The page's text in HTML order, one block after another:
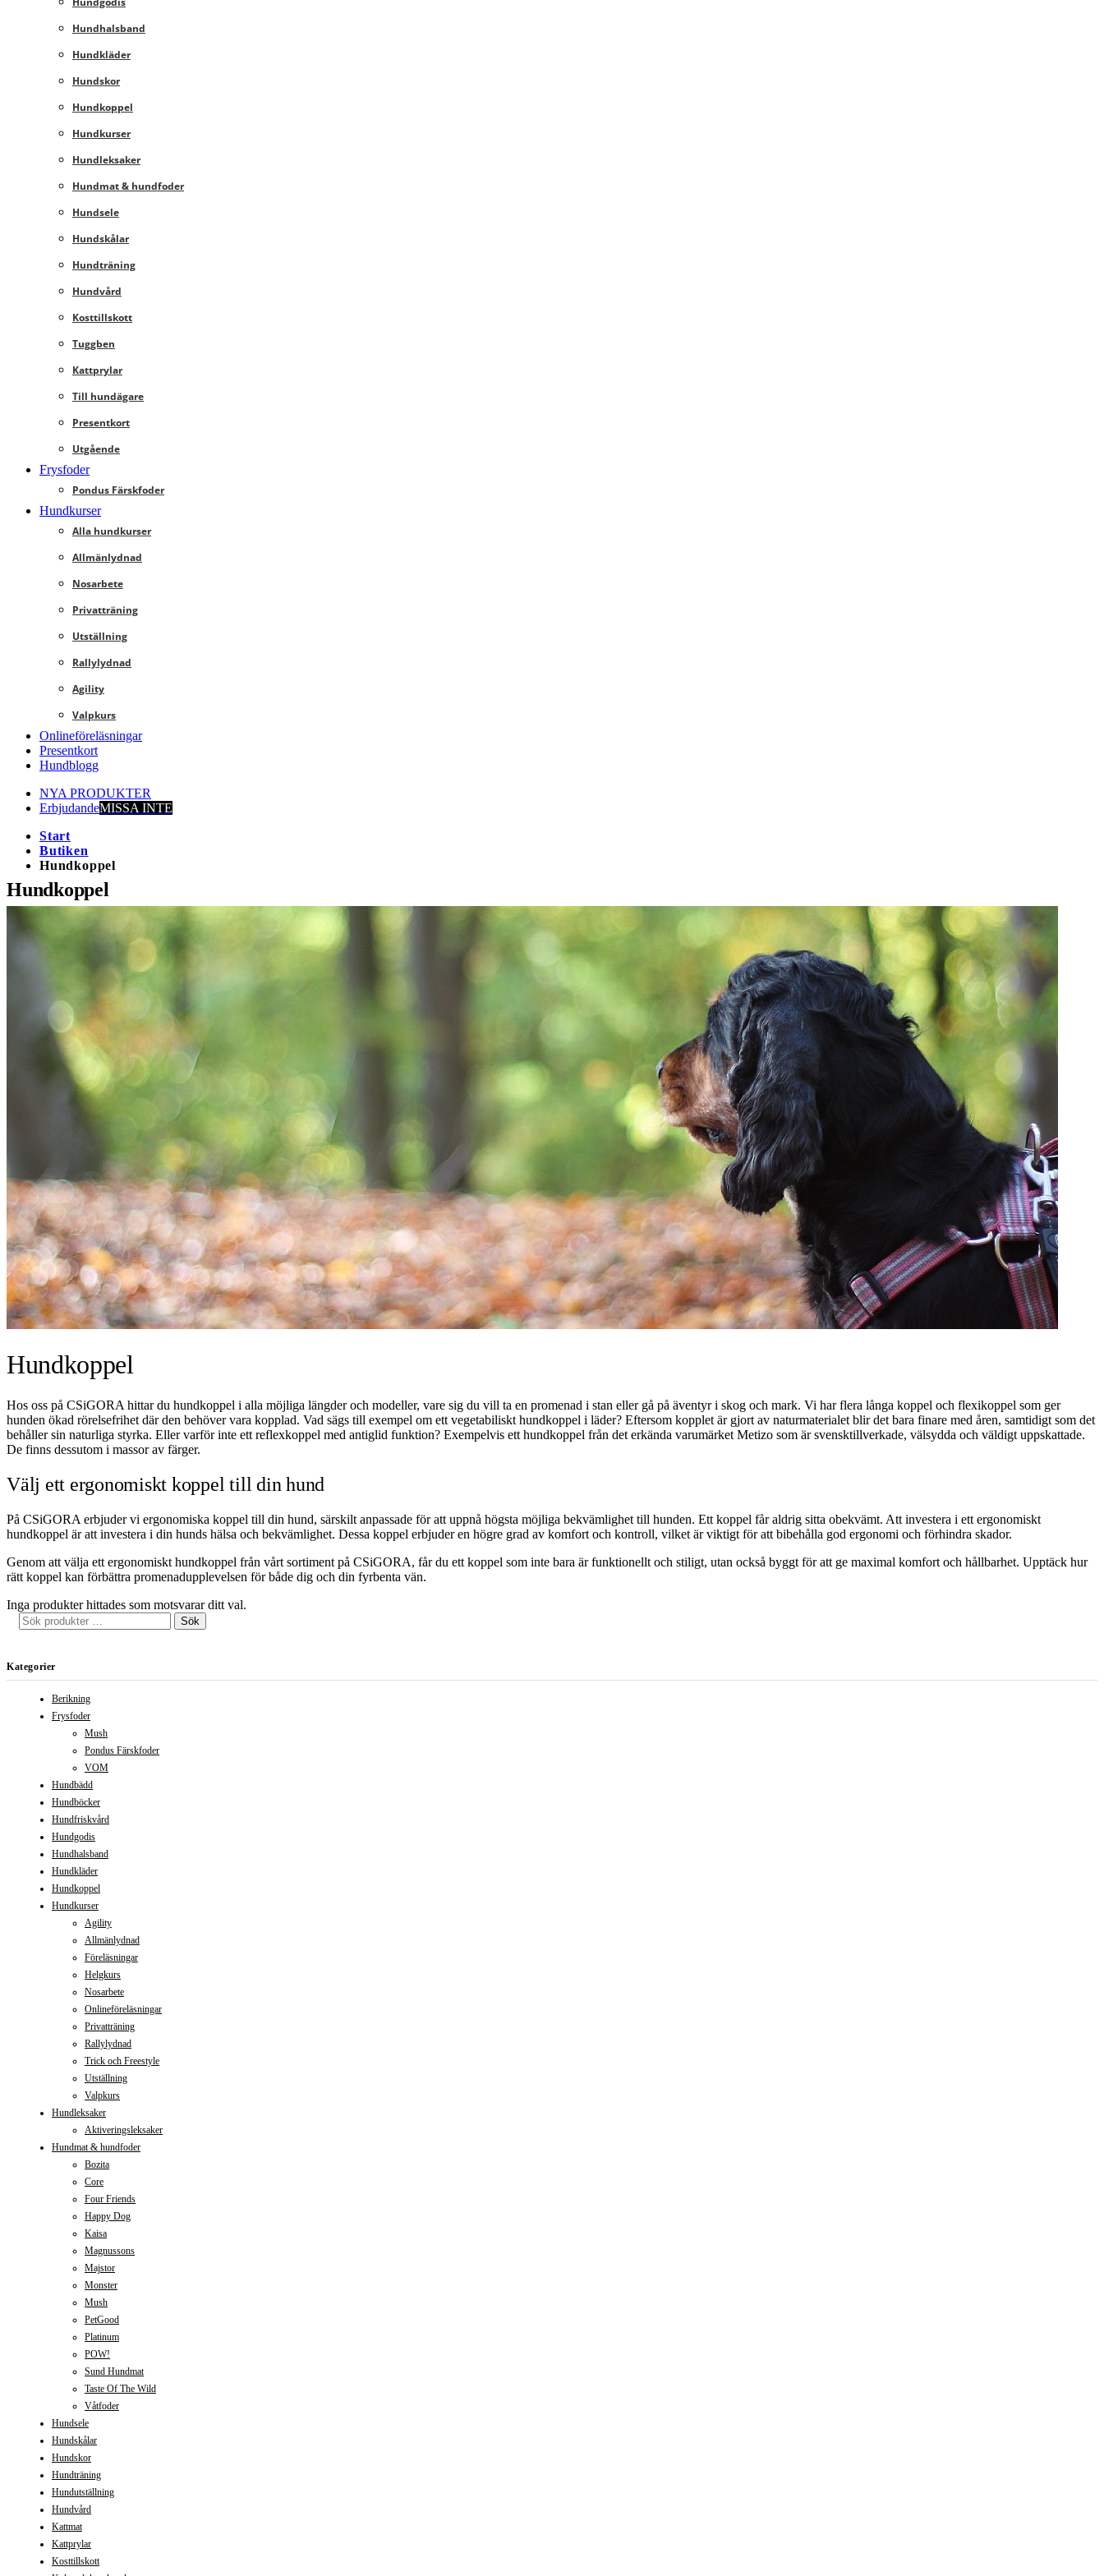
Hundhalsband
Hundkläder
Hundskor
Hundkoppel
Hundkurser
Hundleksaker
Hundmat & hundfoder
Hundsele
Hundskålar
Hundträning
Hundvård
Kosttillskott
Tuggben
Kattprylar
Till hundägare
Presentkort
Utgående
Frysfoder
Pondus Färskfoder
Hundkurser
Alla hundkurser
Allmänlydnad
Nosarbete
Privatträning
Utställning
Rallylydnad
Agility
Valpkurs
Onlineföreläsningar
Presentkort
Hundblogg
NYA PRODUKTER
ErbjudandeMISSA INTE
Start
Butiken
Hundkoppel
Hundkoppel
Hundkoppel
Hos oss på CSiGORA hittar du hundkoppel i alla möjliga längder och modeller, vare sig du vill ta en promenad i stan eller gå på äventyr i skog och mark. Vi har flera långa koppel och flexikoppel som ger
hunden ökad rörelsefrihet där den behöver vara kopplad. Vad sägs till exempel om ett vegetabiliskt hundkoppel i läder? Eftersom kopplet är gjort av naturmaterialet blir det bara finare med åren, samtidigt som det
behåller sin naturliga styrka. Eller varför inte ett reflexkoppel med antiglid funktion? Exempelvis ett hundkoppel från det erkända varumärket Metizo som är svensktillverkade, välsydda och väldigt uppskattade.
De finns dessutom i massor av färger.
Välj ett ergonomiskt koppel till din hund
På CSiGORA erbjuder vi ergonomiska koppel till din hund, särskilt anpassade för att uppnå högsta möjliga bekvämlighet till hunden. Ett koppel får aldrig sitta obekvämt. Att investera i ett ergonomiskt
hundkoppel är att investera i din hunds hälsa och bekvämlighet. Dessa koppel erbjuder en högre grad av komfort och kontroll, vilket är viktigt för att bibehålla god ergonomi och förhindra skador.
Genom att välja ett ergonomiskt hundkoppel från vårt sortiment på CSiGORA, får du ett koppel som inte bara är funktionellt och stiligt, utan också byggt för att ge maximal komfort och hållbarhet. Upptäck hur
rätt koppel kan förbättra promenadupplevelsen för både dig och din fyrbenta vän.
Inga produkter hittades som motsvarar ditt val.
Sök
efter:
Sök
Kategorier
Berikning
Frysfoder
Mush
Pondus Färskfoder
VOM
Hundbädd
Hundböcker
Hundfriskvård
Hundgodis
Hundhalsband
Hundkläder
Hundkoppel
Hundkurser
Agility
Allmänlydnad
Föreläsningar
Helgkurs
Nosarbete
Onlineföreläsningar
Privatträning
Rallylydnad
Trick och Freestyle
Utställning
Valpkurs
Hundleksaker
Aktiveringsleksaker
Hundmat & hundfoder
Bozita
Core
Four Friends
Happy Dog
Kaisa
Magnussons
Majstor
Monster
Mush
PetGood
Platinum
POW!
Sund Hundmat
Taste Of The Wild
Våtfoder
Hundsele
Hundskålar
Hundskor
Hundträning
Hundutställning
Hundvård
Kattmat
Kattprylar
Kosttillskott